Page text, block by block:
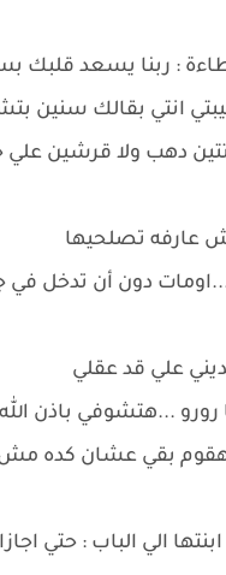
: ربنا يسعد
انتي بقالك سنين
دهب ولا قرشين علي
عارفه تصلحيها
دون أن تدخل في
علي قد عقلي
...هتشوفي باذن الله
بقي عشان كده مش
الي الباب : حتي